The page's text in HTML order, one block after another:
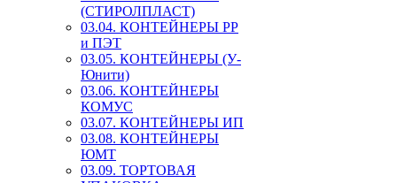
(СТИРОЛПЛАСТ)
03.04. КОНТЕЙНЕРЫ РР
и ПЭТ
03.05. КОНТЕЙНЕРЫ (У-
Юнити)
03.06. КОНТЕЙНЕРЫ
КОМУС
03.07. КОНТЕЙНЕРЫ ИП
03.08. КОНТЕЙНЕРЫ
ЮМТ
03.09. ТОРТОВАЯ